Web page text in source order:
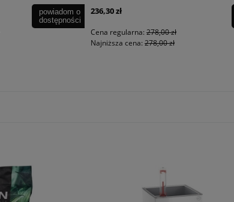
powiadom o
dostępności
236,30 zł
Cena regularna: 278,00 zł
Najniższa cena: 278,00 zł